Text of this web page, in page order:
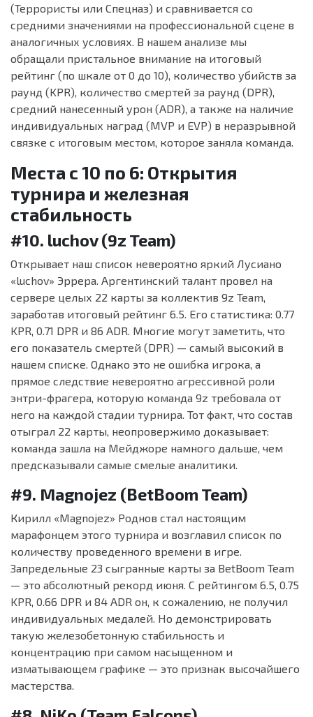
(Террористы или Спецназ) и сравнивается со
средними значениями на профессиональной сцене в
аналогичных условиях. В нашем анализе мы
обращали пристальное внимание на итоговый
рейтинг (по шкале от 0 до 10), количество убийств за
раунд (KPR), количество смертей за раунд (DPR),
средний нанесенный урон (ADR), а также на наличие
индивидуальных наград (MVP и EVP) в неразрывной
связке с итоговым местом, которое заняла команда.
Места с 10 по 6: Открытия
турнира и железная
стабильность
#10. luchov (9z Team)
Открывает наш список невероятно яркий Лусиано
«luchov» Эррера. Аргентинский талант провел на
сервере целых 22 карты за коллектив 9z Team,
заработав итоговый рейтинг 6.5. Его статистика: 0.77
KPR, 0.71 DPR и 86 ADR. Многие могут заметить, что
его показатель смертей (DPR) — самый высокий в
нашем списке. Однако это не ошибка игрока, а
прямое следствие невероятно агрессивной роли
энтри-фрагера, которую команда 9z требовала от
него на каждой стадии турнира. Тот факт, что состав
отыграл 22 карты, неопровержимо доказывает:
команда зашла на Мейджоре намного дальше, чем
предсказывали самые смелые аналитики.
#9. Magnojez (BetBoom Team)
Кирилл «Magnojez» Роднов стал настоящим
марафонцем этого турнира и возглавил список по
количеству проведенного времени в игре.
Запредельные 23 сыгранные карты за BetBoom Team
— это абсолютный рекорд июня. С рейтингом 6.5, 0.75
KPR, 0.66 DPR и 84 ADR он, к сожалению, не получил
индивидуальных медалей. Но демонстрировать
такую железобетонную стабильность и
концентрацию при самом насыщенном и
изматывающем графике — это признак высочайшего
мастерства.